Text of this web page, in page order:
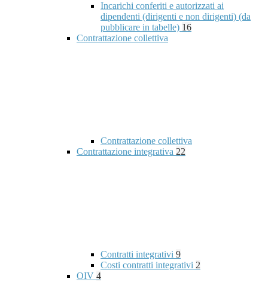
Incarichi conferiti e autorizzati ai
dipendenti (dirigenti e non dirigenti) (da
pubblicare in tabelle) 16
Contrattazione collettiva
Contrattazione collettiva
Contrattazione integrativa 22
Contratti integrativi 9
Costi contratti integrativi 2
OIV 4